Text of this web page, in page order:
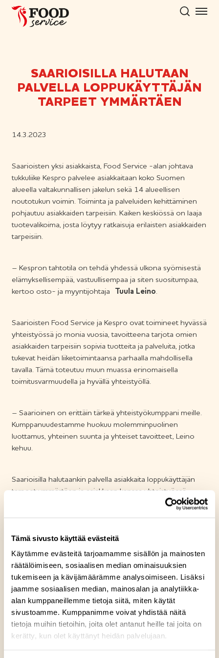
Tämä sivusto käyttää evästeitä
Käytämme evästeitä tarjoamamme sisällön ja mainosten
räätälöimiseen, sosiaalisen median ominaisuuksien
tukemiseen ja kävijämäärämme analysoimiseen. Lisäksi
jaamme sosiaalisen median, mainosalan ja analytiikka-
alan kumppaneillemme tietoja siitä, miten käytät
sivustoamme. Kumppanimme voivat yhdistää näitä
tietoja muihin tietoihin, joita olet antanut heille tai joita on
kerätty, kun olet käyttänyt heidän palvelujaan.
Hyppää
sisältöön
SAARIOISILLA HALUTAAN
PALVELLA LOPPUKÄYTTÄJÄN
TARPEET YMMÄRTÄEN
14.3.2023
Saarioisten yksi asiakkaista, Food Service -alan johtava
tukkuliike Kespro palvelee asiakkaitaan koko Suomen
alueella valtakunnallisen jakelun sekä 14 alueellisen
noutotukun voimin. Toiminta ja palveluiden kehittäminen
pohjautuu asiakkaiden tarpeisiin. Kaiken keskiössä on laaja
tuotevalikoima, josta löytyy ratkaisuja erilaisten asiakkaiden
tarpeisiin.
– Kespron tahtotila on tehdä yhdessä ulkona syömisestä
elämyksellisempää, vastuullisempaa ja siten suositumpaa,
kertoo osto- ja myyntijohtaja
Tuula Leino.
Saarioisten Food Service ja Kespro ovat toimineet hyvässä
yhteistyössä jo monia vuosia, tavoitteena tarjota omien
asiakkaiden tarpeisiin sopivia tuotteita ja palveluita, jotka
tukevat heidän liiketoimintaansa parhaalla mahdollisella
tavalla. Tämä toteutuu muun muassa erinomaisella
toimitusvarmuudella ja hyvällä yhteistyöllä.
– Saarioinen on erittäin tärkeä yhteistyökumppani meille.
Kumppanuudestamme huokuu molemminpuolinen
luottamus, yhteinen suunta ja yhteiset tavoitteet, Leino
kehuu.
Saarioisilla halutaankin palvella asiakkaita loppukäyttäjän
tarpeet ymmärtäen ja asiakkaan kanssa yhteistyössä.
olen hyvin ylpeä. Saarioisten kanssa on tullut esiin
tarpeista. On ollut helppo tähdätä yhteisiin tavoitteisiin ja
tarjota sitä kautta asiakkaille uusia ratkaisuja.
Kesprossa on käytetty aikaa asiakkaiden tarpeiden
kartoitukseen, jonka tuloksena lähdettiin rakentamaan
myös palveluliiketoimintayksikköä. Asiakkaan arjessa ollaan
monella kulmalla mukana. Saarioinen on mukana